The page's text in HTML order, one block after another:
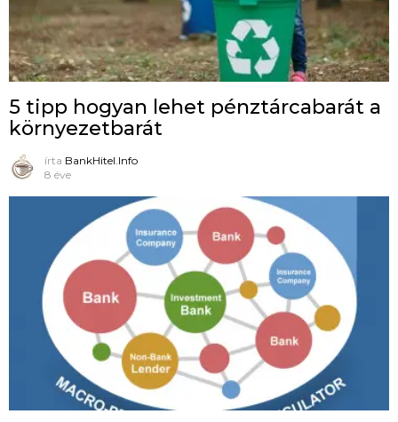
5 tipp hogyan lehet pénztárcabarát a
környezetbarát
írta BankHitel.Info
8 éve